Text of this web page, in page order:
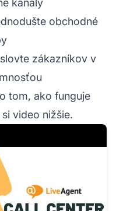
kanály
obchodné
zákazníkov v
tom, ako funguje
video nižšie.